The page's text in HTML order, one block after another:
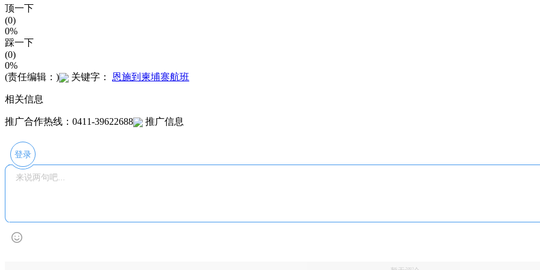
顶一下
(0)
0%
踩一下
(0)
0%
(责任编辑：)
关键字： 恩施到柬埔寨航班
相关信息
推广合作热线：0411-39622688 推广信息
登录